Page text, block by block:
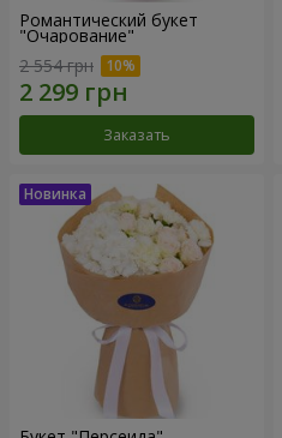
Романтический букет
"Очарование"
2 554 грн
Заказать